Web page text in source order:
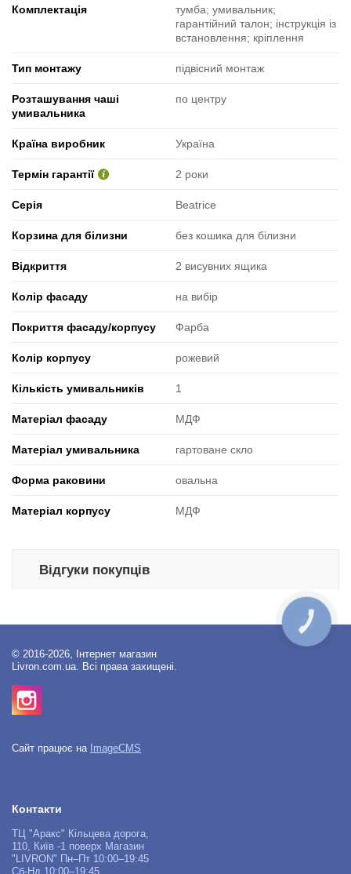
Комплектація
тумба; умивальник;
гарантійний талон; інструкція із
встановлення; кріплення
Тип монтажу підвісний монтаж
Розташування чаші
умивальника
по центру
Країна виробник Україна
Термін гарантії 2 роки
Серія Beatrice
Корзина для білизни без кошика для білизни
Відкриття 2 висувних ящика
Колір фасаду на вибір
Покриття фасаду/корпусу Фарба
Колір корпусу рожевий
Кількість умивальників 1
Матеріал фасаду МДФ
Матеріал умивальника гартоване скло
Форма раковини овальна
Матеріал корпусу МДФ
Відгуки покупців
© 2016-2026, Інтернет магазин
Livron.com.ua. Всі права захищені.
Сайт працює на ImageCMS
Контакти
ТЦ "Аракс" Кільцева дорога,
110, Київ -1 поверх Магазин
"LIVRON" Пн–Пт 10:00–19:45
Сб-Нд 10:00–19:45
КНОПКА
ЗВ'ЯЗКУ